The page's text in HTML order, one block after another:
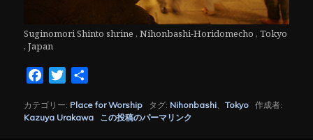
Suginomori Shinto shrine , Nihonbashi-Horidomecho , Tokyo
, Japan
FacebookTwitter
カテゴリー: Place for Worship タグ: Nihonbashi、Tokyo 作成者:
Kazuya Urakawa
この投稿のパーマリンク